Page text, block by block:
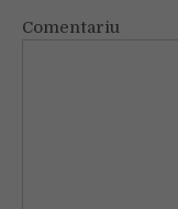
Comentariu